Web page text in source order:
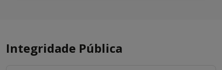
Integridade Pública